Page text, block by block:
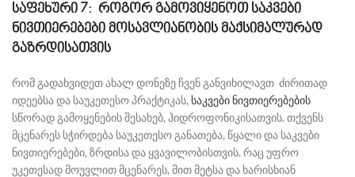
საფეხური 7: როგორ გამოვიყენოთ საკვები
ნივთიერებები მოსავლიანობის მაქსიმალურად
გაზრდისათვის
რომ გადახვიდეთ ახალ დონეზე ჩვენ განვიხილავთ ძირითად
იდეებსა და საუკეთესო პრაქტიკას, საკვები ნივთიერებების
სწორად გამოყენების შესახებ, ჰიდროფონიკისათვის. თქვენს
მცენარეს სჭირდება საუკეთესო განათება, წყალი და საკვები
ნივთიერებები, ზრდისა და ყვავილობისთვის. რაც უფრო
უკეთესად მოუვლით მცენარეს, მით მეტსა და ხარისხიან